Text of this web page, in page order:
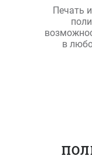
Печать
в